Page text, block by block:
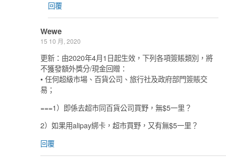
回覆
Wewe
15 10 月, 2020
更新：由2020年4月1日起生效，下列各項簽賬類別，將
不獲發額外獎分/現金回贈：
• 任何超級市場、百貨公司、旅行社及政府部門簽賬交
易；
===1）即係去超市同百貨公司買野，無$5一里？
2）如果用alipay綁卡，超市買野，又有無$5一里？
回覆